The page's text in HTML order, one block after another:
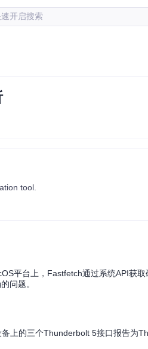
开启搜索
tool.
平台上，Fastfetch通过系统API获
问题。
上的三个Thunderbolt 5接口报告为